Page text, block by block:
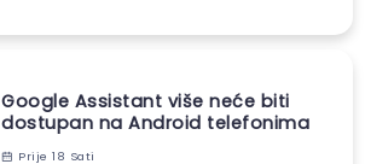
Google Assistant više neće biti
dostupan na Android telefonima
Prije 18 Sati